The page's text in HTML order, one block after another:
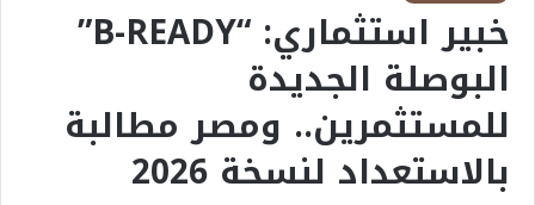
خبير استثماري: “B-READY”
البوصلة الجديدة
للمستثمرين.. ومصر مطالبة
بالاستعداد لنسخة 2026